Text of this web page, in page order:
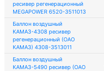
ресивер регенерационный
MEGAPOWER 6520-3511013
Баллон воздушный
КАМАЗ-4308 ресивер
регенерационный (ОАО
КАМАЗ) 4308-3513011
Баллон воздушный
КАМАЗ-5490 ресивер (ОАО